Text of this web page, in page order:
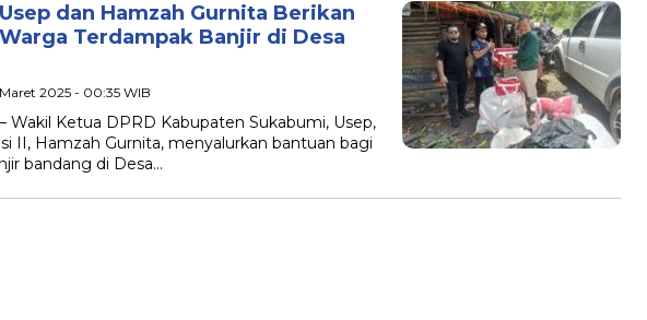
dan Hamzah Gurnita Berikan
Terdampak Banjir di Desa
2025 - 00:35 WIB
Wakil Ketua DPRD Kabupaten Sukabumi, Usep,
II, Hamzah Gurnita, menyalurkan bantuan bagi
bandang di Desa…